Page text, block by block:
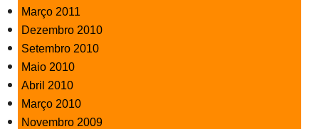
Março 2011
Dezembro 2010
Setembro 2010
Maio 2010
Abril 2010
Março 2010
Novembro 2009